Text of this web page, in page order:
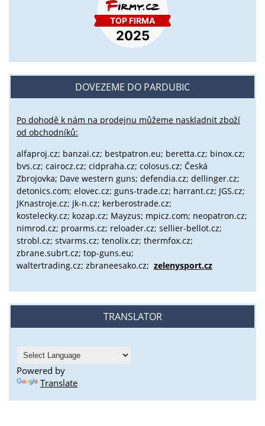
DOVEZEME DO PARDUBIC
Po dohodě k nám na prodejnu můžeme naskladnit zboží
od obchodníků:
alfaproj.cz; banzai.cz; bestpatron.eu; beretta.cz; binox.cz;
bvs.cz; cairocz.cz; cidpraha.cz; colosus.cz; Česká
Zbrojovka; Dave western guns; defendia.cz; dellinger.cz;
detonics.com; elovec.cz; guns-trade.cz; harrant.cz; JGS.cz;
JKnastroje.cz; jk-n.cz; kerberostrade.cz;
kostelecky.cz; kozap.cz; Mayzus; mpicz.com; neopatron.cz;
nimrod.cz; proarms.cz; reloader.cz; sellier-bellot.cz;
strobl.cz; stvarms.cz; tenolix.cz; thermfox.cz;
zbrane.subrt.cz; top-guns.eu;
waltertrading.cz; zbraneesako.cz; zelenysport.cz
TRANSLATOR
Powered by
Translate